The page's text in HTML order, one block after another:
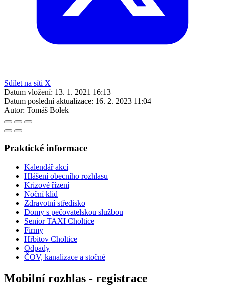
Sdílet na síti X
Datum vložení: 13. 1. 2021 16:13
Datum poslední aktualizace: 16. 2. 2023 11:04
Autor: Tomáš Bolek
Praktické informace
Kalendář akcí
Hlášení obecního rozhlasu
Krizové řízení
Noční klid
Zdravotní středisko
Domy s pečovatelskou službou
Senior TAXI Choltice
Firmy
Hřbitov Choltice
Odpady
ČOV, kanalizace a stočné
Mobilní rozhlas - registrace